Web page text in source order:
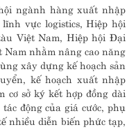
ngành hàng xuất nhập
vực logistics, Hiệp hội
Việt Nam, Hiệp hội Đại
nhằm nâng cao năng
xây dựng kế hoạch sản
kế hoạch xuất nhập
sở ký kết hợp đồng dài
động của giá cước, phụ
nhiều diễn biến phức tạp,